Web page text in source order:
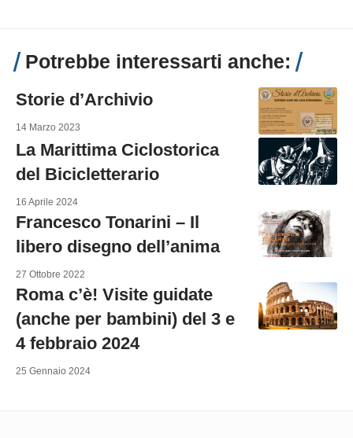
Potrebbe interessarti anche:
Storie d’Archivio
14 Marzo 2023
La Marittima Ciclostorica
del Bicicletterario
16 Aprile 2024
Francesco Tonarini – Il
libero disegno dell’anima
27 Ottobre 2022
Roma c’è! Visite guidate
(anche per bambini) del 3 e
4 febbraio 2024
25 Gennaio 2024